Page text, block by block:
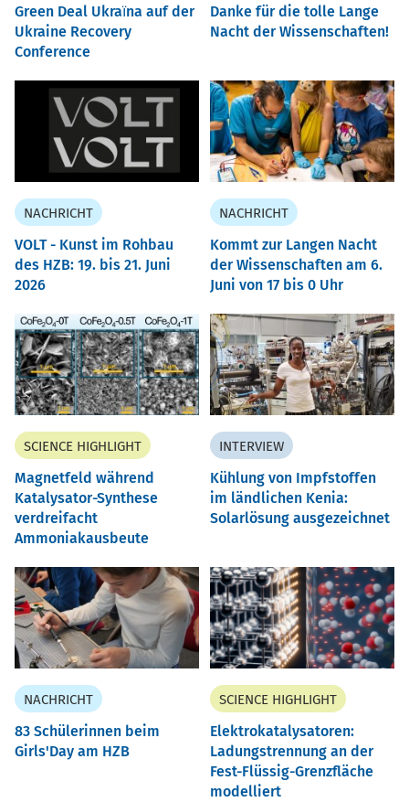
Green Deal Ukraїna auf der
Ukraine Recovery
Conference
Danke für die tolle Lange
Nacht der Wissenschaften!
NACHRICHT
VOLT - Kunst im Rohbau
des HZB: 19. bis 21. Juni
2026
NACHRICHT
Kommt zur Langen Nacht
der Wissenschaften am 6.
Juni von 17 bis 0 Uhr
SCIENCE HIGHLIGHT
Magnetfeld während
Katalysator-Synthese
verdreifacht
Ammoniakausbeute
INTERVIEW
Kühlung von Impfstoffen
im ländlichen Kenia:
Solarlösung ausgezeichnet
NACHRICHT
83 Schülerinnen beim
Girls'Day am HZB
SCIENCE HIGHLIGHT
Elektrokatalysatoren:
Ladungstrennung an der
Fest-Flüssig-Grenzfläche
modelliert